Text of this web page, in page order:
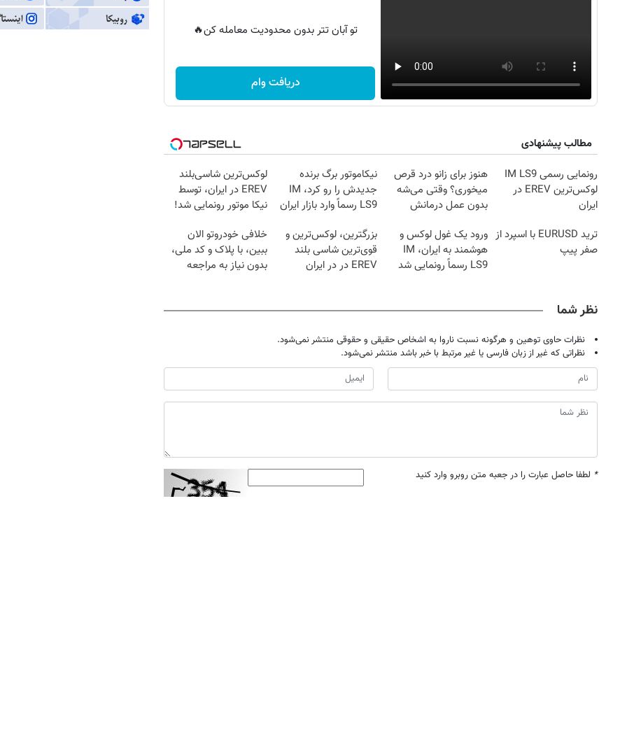
تو آبان تتر بدون محدودیت معامله کن🔥
دریافت وام
مطالب پیشنهادی
رونمایی رسمی IM LS9
لوکس‌ترین EREV در
ایران
هنوز برای زانو درد قرص
میخوری؟ وقتی می‌شه
بدون عمل درمانش
نیکاموتور برگ برنده
جدیدش را رو کرد، IM
LS9 رسماً وارد بازار ایران
لوکس‌ترین شاسی‌بلند
EREV در ایران، توسط
نیکا موتور رونمایی شد!
ترید EURUSD با اسپرد از
صفر پیپ
ورود یک غول لوکس و
هوشمند به ایران، IM
LS9 رسماً رونمایی شد
بزرگترین، لوکس‌ترین و
قوی‌ترین شاسی بلند
EREV در در ایران
خلافی خودروتو الان
ببین، با پلاک و کد ملی،
بدون نیاز به مراجعه
نظر شما
نظرات حاوی توهین و هرگونه نسبت ناروا به اشخاص حقیقی و حقوقی منتشر نمی‌شود.
نظراتی که غیر از زبان فارسی یا غیر مرتبط با خبر باشد منتشر نمی‌شود.
* لطفا حاصل عبارت را در جعبه متن روبرو وارد کنید